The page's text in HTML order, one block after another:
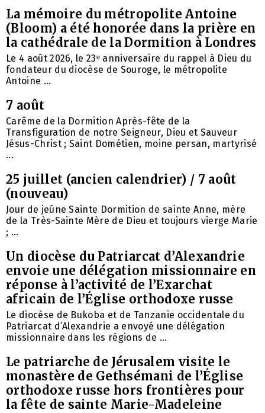
La mémoire du métropolite Antoine
(Bloom) a été honorée dans la prière en
la cathédrale de la Dormition à Londres
Le 4 août 2026, le 23ᵉ anniversaire du rappel à Dieu du
fondateur du diocèse de Souroge, le métropolite
Antoine ...
7 août
Carême de la Dormition Après-fête de la
Transfiguration de notre Seigneur, Dieu et Sauveur
Jésus-Christ ; Saint Dométien, moine persan, martyrisé
...
25 juillet (ancien calendrier) / 7 août
(nouveau)
Jour de jeûne Sainte Dormition de sainte Anne, mère
de la Très-Sainte Mère de Dieu et toujours vierge Marie
; ...
Un diocèse du Patriarcat d’Alexandrie
envoie une délégation missionnaire en
réponse à l’activité de l’Exarchat
africain de l’Église orthodoxe russe
Le diocèse de Bukoba et de Tanzanie occidentale du
Patriarcat d’Alexandrie a envoyé une délégation
missionnaire dans les régions de ...
Le patriarche de Jérusalem visite le
monastère de Gethsémani de l’Église
orthodoxe russe hors frontières pour
la fête de sainte Marie-Madeleine